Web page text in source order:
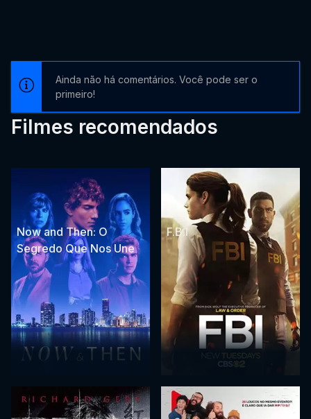
Ainda não há comentários. Você pode ser o
primeiro!
Filmes recomendados
Now and Then: O
Segredo Que Nos Une
F.B.I